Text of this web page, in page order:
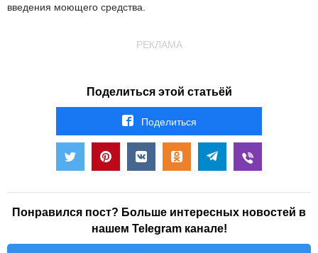
введения моющего средства.
РЕКЛАМА
Поделиться этой статьёй
Поделиться
Понравился пост? Больше интересных новостей в
нашем Telegram канале!